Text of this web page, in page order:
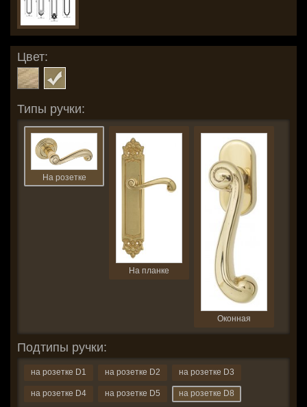
Цвет:
Типы ручки:
На розетке
На планке
Оконная
Подтипы ручки:
на розетке D1 на розетке D2 на розетке D3
на розетке D4 на розетке D5 на розетке D8